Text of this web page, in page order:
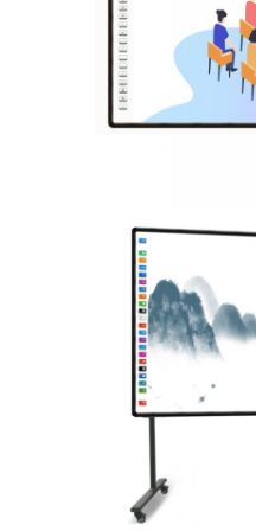
আইবোর্ড ইন্টারেক্টিভ হোয়াইটবোর্ড
আইআর ইন্টারেক্টিভ হোয়াইটবোর্ড
ইনফ্রারেড ইন্টারেক্টিভ হোয়াইটবোর্ড
ইন্টারেক্টিভ টাচ স্ক্রিন মনিটর
এলসিডি স্মার্ট বোর্ড
LED ইন্টারেক্টিভ হোয়াইটবোর্ড
ইন্টারেক্টিভ টাচ স্ক্রিন হোয়াইটবোর্ড
অল ইন ওয়ান ইন্টারেক্টিভ হোয়াইটবোর্ড
পোর্টেবল ইন্টারেক্টিভ হোয়াইটবোর্ড